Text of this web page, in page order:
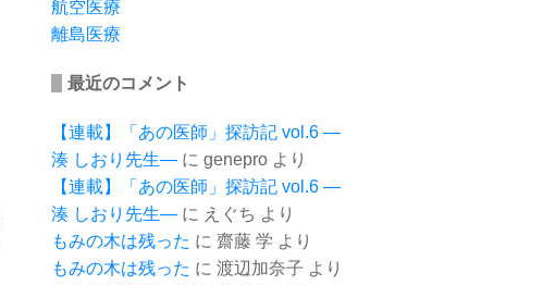
航空医療
離島医療
最近のコメント
【連載】「あの医師」探訪記 vol.6 ―
湊 しおり先生― に genepro より
【連載】「あの医師」探訪記 vol.6 ―
湊 しおり先生― に えぐち より
もみの木は残った に 齋藤 学 より
もみの木は残った に 渡辺加奈子 より